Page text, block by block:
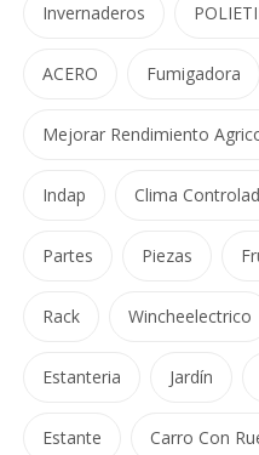
Invernaderos
ACERO Fumigadora
Mejorar Rendimiento
Indap Clima
Partes Piezas
Rack Wincheelectrico
Estanteria Jardín
Estante Carro Con